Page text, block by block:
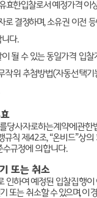
효한입찰로서 예정가격 이
로 결정하며,소유권 이전
니다.
될 수 있는 동일가격 입찰
작위 추첨방법(자동선택기
당사자로하는계약에관한
규칙 제 42조, “온비드”상의
수규정에 의합니다.
또는 취소
인하여 예정된 입찰집행이
또는 취소할 수 있으며,이